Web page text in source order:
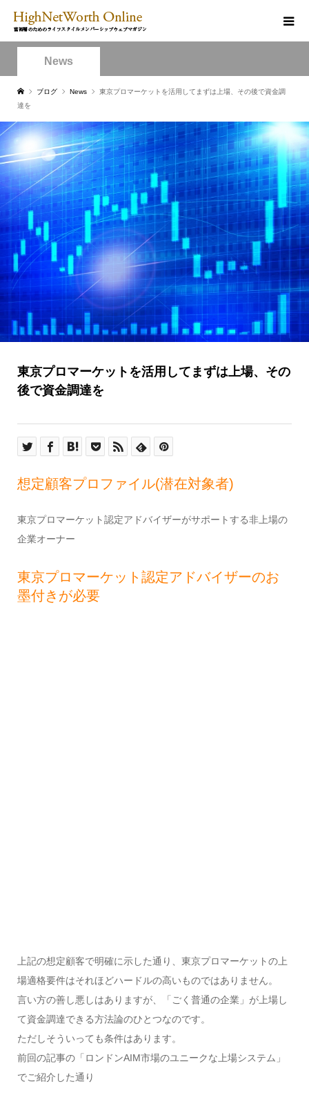
News
ブログ News
東京プロマーケットを活用してまずは上場、その後で資金調
達を
東京プロマーケットを活用してまずは上場、その
後で資金調達を
想定顧客プロファイル(潜在対象者)
東京プロマーケット認定アドバイザーがサポートする非上場の
企業オーナー
東京プロマーケット認定アドバイザーのお
墨付きが必要
上記の想定顧客で明確に示した通り、東京プロマーケットの上
場適格要件はそれほどハードルの高いものではありません。
言い方の善し悪しはありますが、「ごく普通の企業」が上場し
て資金調達できる方法論のひとつなのです。
ただしそういっても条件はあります。
前回の記事の「ロンドンAIM市場のユニークな上場システム」
でご紹介した通り